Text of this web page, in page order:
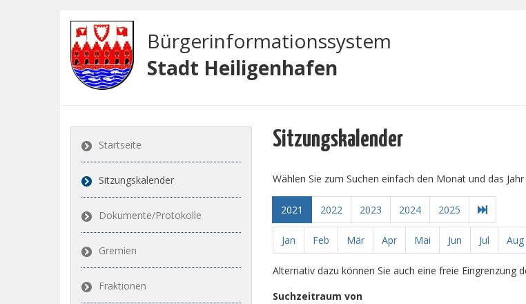
Bürgerinformationssystem
Stadt Heiligenhafen
Startseite
Sitzungskalender
Dokumente/Protokolle
Gremien
Fraktionen
Sitzungskalender
Wählen Sie zum Suchen einfach den Monat und das Jahr
2021 2022 2023 2024 2025
Jan Feb Mär Apr Mai Jun Jul Aug
Alternativ dazu können Sie auch eine freie Eingrenzung
Suchzeitraum von